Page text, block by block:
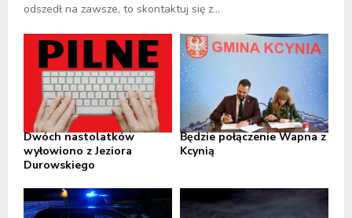
odszedł na zawsze, to skontaktuj się z...
Dwóch nastolatków
wyłowiono z Jeziora
Durowskiego
Będzie połączenie Wapna z
Kcynią